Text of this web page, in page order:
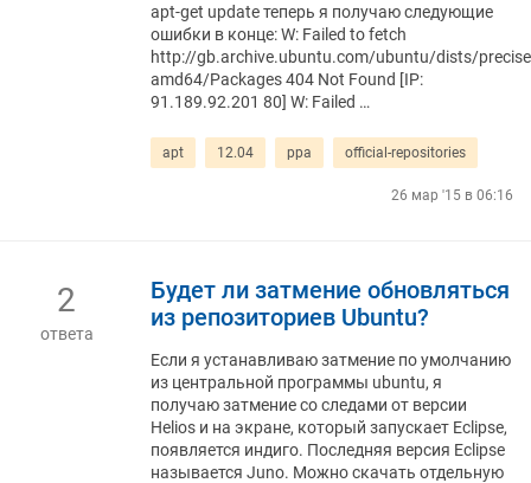
apt-get update теперь я получаю следующие
ошибки в конце: W: Failed to fetch
http://gb.archive.ubuntu.com/ubuntu/dists/
amd64/Packages 404 Not Found [IP:
91.189.92.201 80] W: Failed …
apt 12.04 ppa official-repositories
26 мар '15 в 06:16
2
ответа
Будет ли затмение обновляться
из репозиториев Ubuntu?
Если я устанавливаю затмение по умолчанию
из центральной программы ubuntu, я
получаю затмение со следами от версии
Helios и на экране, который запускает Eclipse,
появляется индиго. Последняя версия Eclipse
называется Juno. Можно скачать отдельную